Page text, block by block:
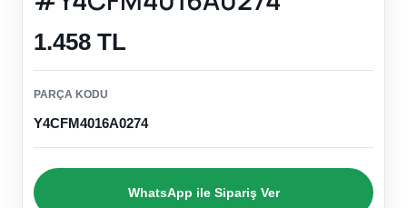
1.458 TL
PARÇA KODU
Y4CFM4016A0274
WhatsApp ile Sipariş Ver